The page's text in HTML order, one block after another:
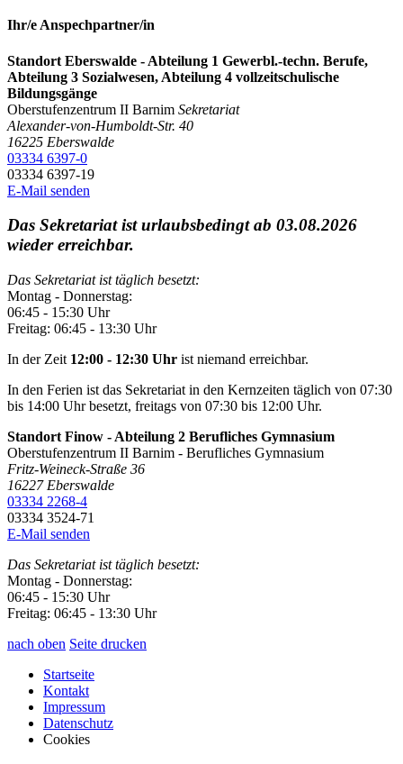
Ihr/e Anspechpartner/in
Standort Eberswalde - Abteilung 1 Gewerbl.-techn. Berufe,
Abteilung 3 Sozialwesen, Abteilung 4 vollzeitschulische
Bildungsgänge
Oberstufenzentrum II Barnim Sekretariat
Alexander-von-Humboldt-Str. 40
16225 Eberswalde
03334 6397-0
03334 6397-19
E-Mail senden
Das Sekretariat ist urlaubsbedingt ab 03.08.2026
wieder erreichbar.
Das Sekretariat ist täglich besetzt:
Montag - Donnerstag:
06:45 - 15:30 Uhr
Freitag: 06:45 - 13:30 Uhr
In der Zeit 12:00 - 12:30 Uhr ist niemand erreichbar.
In den Ferien ist das Sekretariat in den Kernzeiten täglich von 07:30
bis 14:00 Uhr besetzt, freitags von 07:30 bis 12:00 Uhr.
Standort Finow - Abteilung 2 Berufliches Gymnasium
Oberstufenzentrum II Barnim - Berufliches Gymnasium
Fritz-Weineck-Straße 36
16227 Eberswalde
03334 2268-4
03334 3524-71
E-Mail senden
Das Sekretariat ist täglich besetzt:
Montag - Donnerstag:
06:45 - 15:30 Uhr
Freitag: 06:45 - 13:30 Uhr
nach oben Seite drucken
Startseite
Kontakt
Impressum
Datenschutz
Cookies